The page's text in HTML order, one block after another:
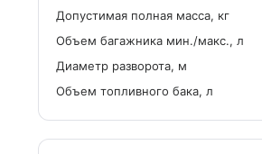
Допустимая полная масса, кг
Объем багажника мин./макс., л
Диаметр разворота, м
Объем топливного бака, л